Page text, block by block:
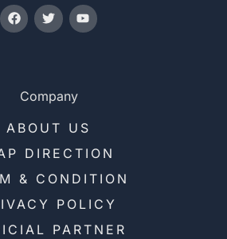
Company
ABOUT US
DIRECTION
& CONDITION
POLICY
PARTNER